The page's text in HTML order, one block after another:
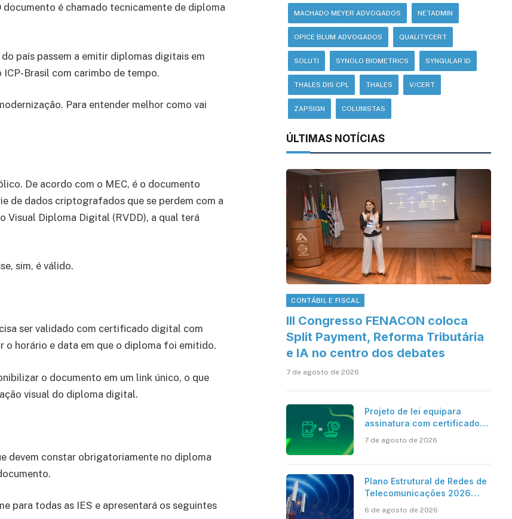
é chamado tecnicamente de diploma
país passem a emitir diplomas digitais em
Brasil com carimbo de tempo.
Para entender melhor como vai
De acordo com o MEC, é o documento
de dados criptografados que se perdem com a
Visual Diploma Digital (RVDD), a qual terá
sim, é válido.
ser validado com certificado digital com
o horário e data em que o diploma foi emitido.
o documento em um link único, o que
visual do diploma digital.
devem constar obrigatoriamente no diploma
para todas as IES e apresentará os seguintes
MACHADO MEYER ADVOGADOS NETADMIN
OPICE BLUM ADVOGADOS QUALITYCERT
SOLUTI SYNOLO BIOMETRICS SYNGULAR ID
THALES DIS CPL THALES V/CERT
ZAPSIGN COLUNISTAS
ÚLTIMAS NOTÍCIAS
CONTÁBIL E FISCAL
III Congresso FENACON coloca
Split Payment, Reforma Tributária
e IA no centro dos debates
7 de agosto de 2026
Projeto de lei equipara
assinatura com certificado
reconhecimento de firma em
7 de agosto de 2026
Plano Estrutural de Redes de
Telecomunicações 2026
móvel, mas mantém desafio
6 de agosto de 2026